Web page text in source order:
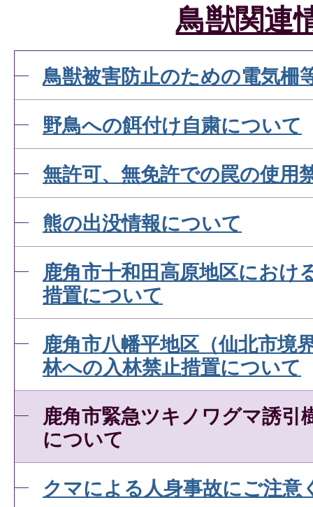
鳥獣関連
鳥獣被害防止のための電気柵
野鳥への餌付け自粛について
無許可、無免許での罠の使用
熊の出没情報について
鹿角市十和田高原地区におけ
措置について
鹿角市八幡平地区（仙北市境
林への入林禁止措置について
鹿角市緊急ツキノワグマ誘引
について
クマによる人身事故にご注意